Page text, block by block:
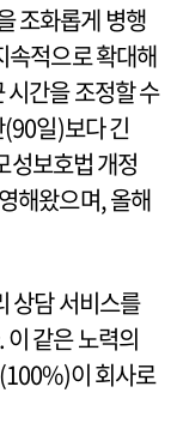
조화롭게 병행
속적으로 확대해
간을 조정할 수
일)보다 긴
성보호법 개정
해왔으며, 올해
상담 서비스를
같은 노력의
이 회사로